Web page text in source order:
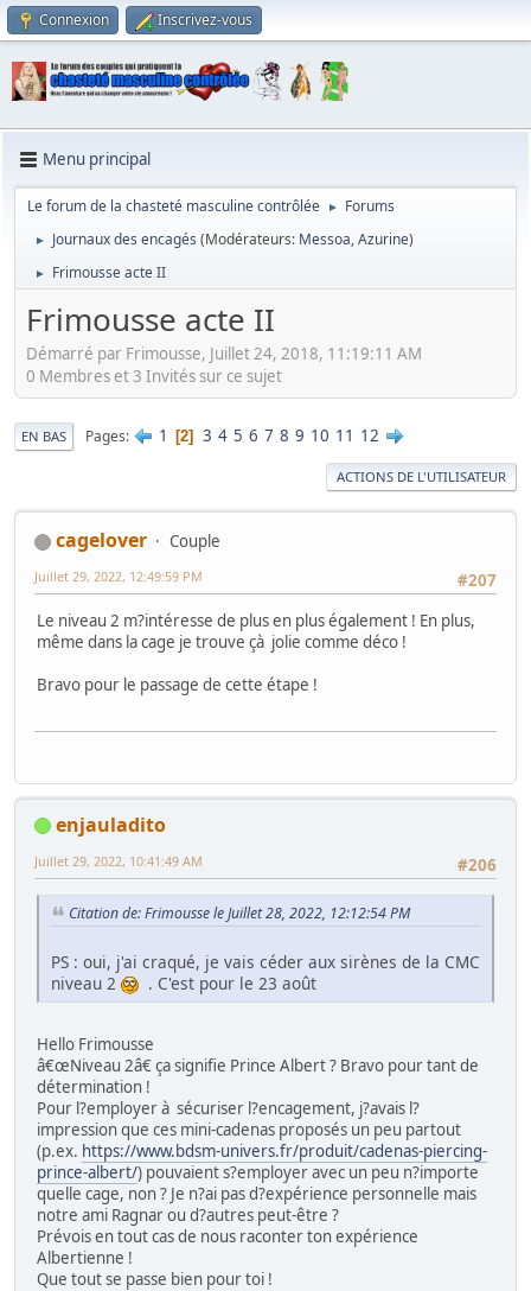
Connexion Inscrivez-vous
Menu principal
Le forum de la chasteté masculine contrôlée ► Forums
► Journaux des encagés (Modérateurs: Messoa,Azurine)
► Frimousse acte II
Frimousse acte II
Démarré par Frimousse, Juillet 24, 2018, 11:19:11 AM
0 Membres et 3 Invités sur ce sujet
EN BAS Pages 1 2 3 4 5 6 7 8 9 10 11 12
ACTIONS DE L'UTILISATEUR
cagelover
Couple
#207
Juillet 29, 2022, 12:49:59 PM
Le niveau 2 m?intéresse de plus en plus également ! En plus,
même dans la cage je trouve çà jolie comme déco !
Bravo pour le passage de cette étape !
enjauladito
#206
Juillet 29, 2022, 10:41:49 AM
Citation de: Frimousse le Juillet 28, 2022, 12:12:54 PM
PS : oui, j'ai craqué, je vais céder aux sirènes de la CMC
niveau 2
. C'est pour le 23 août
Hello Frimousse
â€œNiveau 2â€ ça signifie Prince Albert ? Bravo pour tant de
détermination !
Pour l?employer à sécuriser l?encagement, j?avais l?
impression que ces mini-cadenas proposés un peu partout
(p.ex. https://www.bdsm-univers.fr/produit/cadenas-piercing-
prince-albert/) pouvaient s?employer avec un peu n?importe
quelle cage, non ? Je n?ai pas d?expérience personnelle mais
notre ami Ragnar ou d?autres peut-être ?
Prévois en tout cas de nous raconter ton expérience
Albertienne !
Que tout se passe bien pour toi !